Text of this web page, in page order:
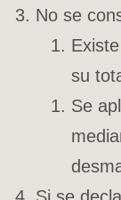
No se
su
Se